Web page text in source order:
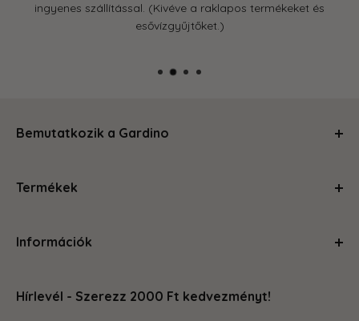
ingyenes szállítással. (Kivéve a raklapos termékeket és
esővízgyűjtőket.)
Bemutatkozik a Gardino
Segítünk, hogy a szobád, balkonod, kerted olyan legyen,
megteszünk mindent, hogy a kertészkedés egyszerű és
hogy megleld amire vágysz.
Termékek
Kerti kiegészítők
Otthon és konyha
Információk
Kapcsolat
Hírlevél - Szerezz 2000 Ft kedvezményt!